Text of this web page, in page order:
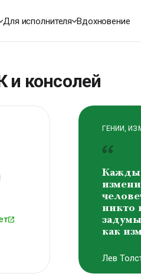
Для исполнителя Вдохновение
и консолей
ГЕНИИ,
никто
как
Лев